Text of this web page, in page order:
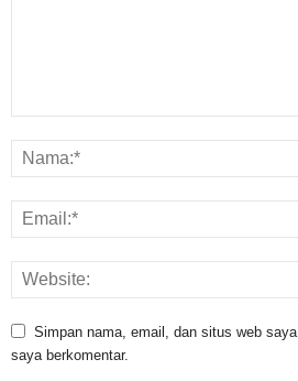
Simpan nama, email, dan situs web
saya berkomentar.